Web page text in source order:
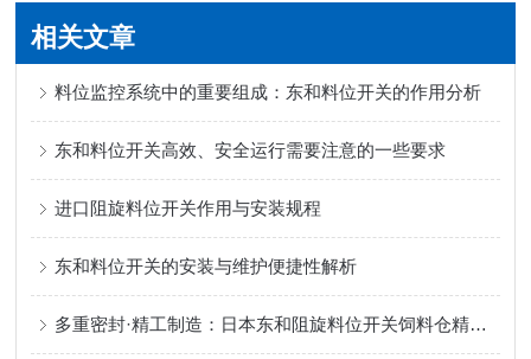
相关文章
料位监控系统中的重要组成：东和料位开关的作用分析
东和料位开关高效、安全运行需要注意的一些要求
进口阻旋料位开关作用与安装规程
东和料位开关的安装与维护便捷性解析
多重密封·精工制造：日本东和阻旋料位开关饲料仓精准控料